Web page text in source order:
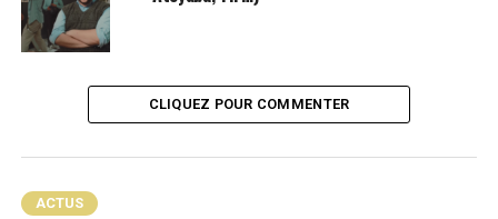
CLIQUEZ POUR COMMENTER
ACTUS